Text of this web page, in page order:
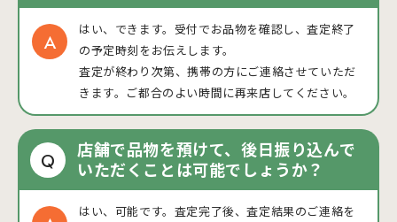
はい、できます。受付でお品物を確認し、査定終了
の予定時刻をお伝えします。
査定が終わり次第、携帯の方にご連絡させていただ
きます。ご都合のよい時間に再来店してください。
Q
店舗で品物を預けて、後日振り込んで
いただくことは可能でしょうか？
はい、可能です。査定完了後、査定結果のご連絡を